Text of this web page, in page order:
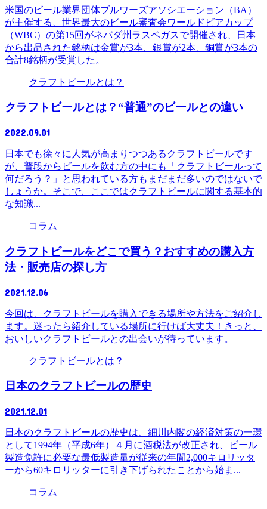
米国のビール業界団体ブルワーズアソシエーション（BA）
が主催する、世界最大のビール審査会ワールドビアカップ
（WBC）の第15回がネバダ州ラスベガスで開催され、日本
から出品された銘柄は金賞が3本、銀賞が2本、銅賞が3本の
合計8銘柄が受賞した。
クラフトビールとは？
クラフトビールとは？“普通”のビールとの違い
2022.09.01
日本でも徐々に人気が高まりつつあるクラフトビールです
が、普段からビールを飲む方の中にも「クラフトビールって
何だろう？」と思われている方もまだまだ多いのではないで
しょうか。そこで、ここではクラフトビールに関する基本的
な知識...
コラム
クラフトビールをどこで買う？おすすめの購入方
法・販売店の探し方
2021.12.06
今回は、クラフトビールを購入できる場所や方法をご紹介し
ます。迷ったら紹介している場所に行けば大丈夫！きっと、
おいしいクラフトビールとの出会いが待っています。
クラフトビールとは？
日本のクラフトビールの歴史
2021.12.01
日本のクラフトビールの歴史は、細川内閣の経済対策の一環
として1994年（平成6年）４月に酒税法が改正され、ビール
製造免許に必要な最低製造量が従来の年間2,000キロリッタ
ーから60キロリッターに引き下げられたことから始ま...
コラム